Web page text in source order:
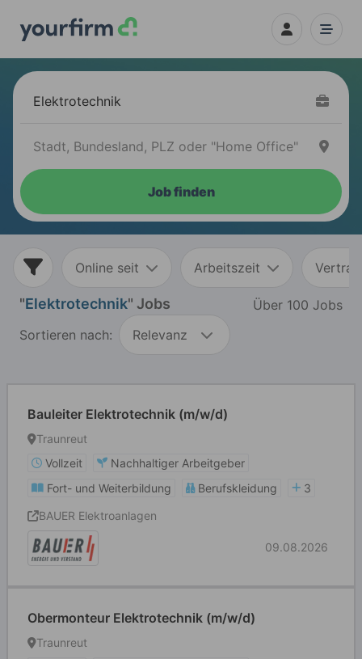
Job finden
Online seit Arbeitszeit
"Elektrotechnik" Jobs
Über 100 Jobs
Sortieren nach:
Relevanz
Bauleiter Elektrotechnik (m/w/d)
Traunreut
Vollzeit
Nachhaltiger Arbeitgeber
Fort- und Weiterbildung
Berufskleidung
3
BAUER Elektroanlagen
09.08.2026
Obermonteur Elektrotechnik (m/w/d)
Traunreut